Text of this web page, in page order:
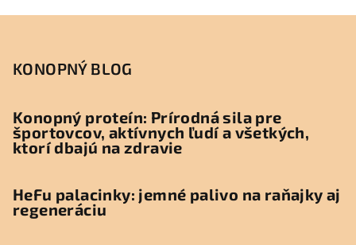
r
v
k
v
v
KONOPNÝ BLOG
Konopný proteín: Prírodná sila pre
športovcov, aktívnych ľudí a všetkých,
ktorí dbajú na zdravie
HeFu palacinky: jemné palivo na raňajky aj
regeneráciu